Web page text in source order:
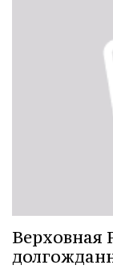
Верховная